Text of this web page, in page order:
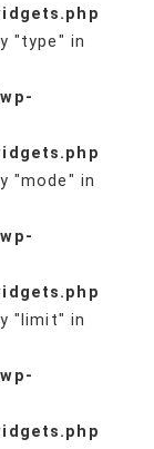
"type" in
"mode" in
"limit" in